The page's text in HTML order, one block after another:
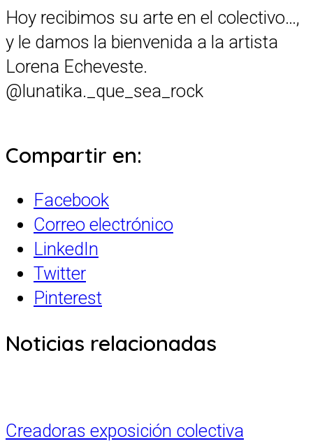
Hoy recibimos su arte en el colectivo…,
y le damos la bienvenida a la artista
Lorena Echeveste.
@lunatika._que_sea_rock
Compartir en:
Facebook
Correo electrónico
LinkedIn
Twitter
Pinterest
Noticias relacionadas
Creadoras exposición colectiva